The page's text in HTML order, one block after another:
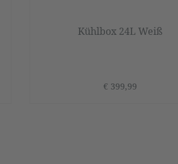
Kühlbox 24L Weiß
€ 399,99